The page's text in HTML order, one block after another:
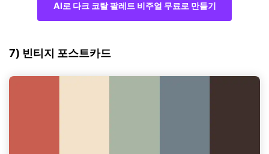
AI로 다크 코랄 팔레트 비주얼 무료로 만들기
7) 빈티지 포스트카드